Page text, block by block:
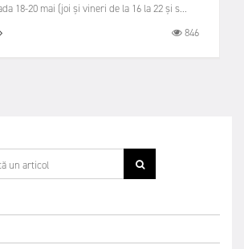
18-20 mai (joi și vineri de la 16 la 22 și s...
846